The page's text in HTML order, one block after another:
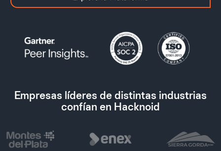
Empresas líderes de distintas industrias
confían en Hacknoid